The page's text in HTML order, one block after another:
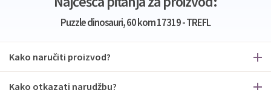
Puzzle dinosauri, 60 kom 17319 - TREFL
Kako naručiti proizvod?
Kako otkazati narudžbu?